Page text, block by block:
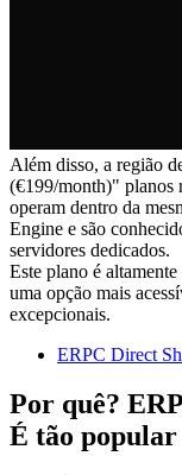
Além disso, a região
(€199/month)" planos
operam dentro da
Engine e são
servidores dedicados.
Este plano é
uma opção mais
excepcionais.
ERPC Direct
Por quê?
É tão popular